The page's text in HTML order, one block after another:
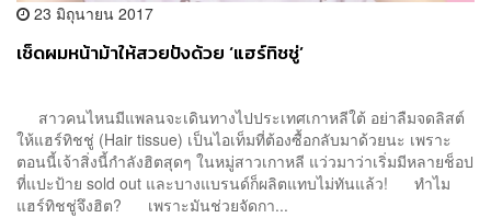
23 มิถุนายน 2017
เช็ดผมหน้าม้าให้สวยปังด้วย ‘แฮร์ทิชชู่’
สาวคนไหนมีแพลนจะเดินทางไปประเทศเกาหลีใต้ อย่าลืมจดลิสต์
ให้แฮร์ทิชชู่ (Hair tissue) เป็นไอเท็มที่ต้องซื้อกลับมาด้วยนะ เพราะ
ตอนนี้เจ้าสิ่งนี้กำลังฮิตสุดๆ ในหมู่สาวเกาหลี แว่วมาว่าเริ่มมีหลายช็อป
ที่แปะป้าย sold out และบางแบรนด์ก็ผลิตแทบไม่ทันแล้ว! ทำไม
แฮร์ทิชชู่จึงฮิต? เพราะมันช่วยจัดกา...